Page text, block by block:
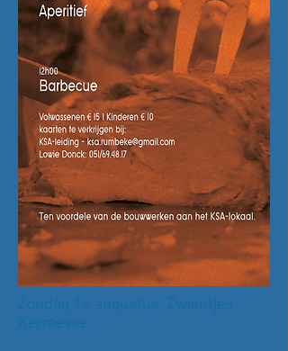
Zondag 14 augustus: Zwientjes
Kermesse